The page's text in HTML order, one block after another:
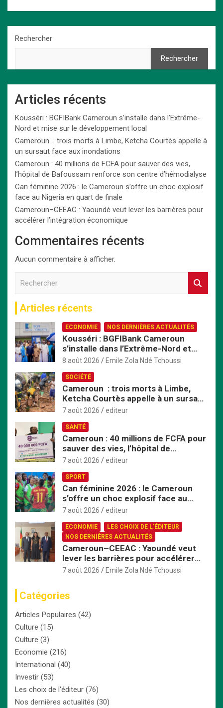
Rechercher
Rechercher
Articles récents
Kousséri : BGFIBank Cameroun s’installe dans l’Extrême-
Nord et mise sur le développement local
Cameroun : trois morts à Limbe, Ketcha Courtès appelle à
un sursaut face aux inondations
Cameroun : 40 millions de FCFA pour sauver des vies,
l’hôpital de Bafoussam renforce son centre d’hémodialyse
Can féminine 2026 : le Cameroun s’offre un choc explosif
face au Nigeria en quart de finale
Cameroun–CEEAC : Yaoundé veut lever les barrières pour
accélérer l’intégration économique
Commentaires récents
Aucun commentaire à afficher.
r
c
h
e
r
Articles récents
ECONOMIE NOS DERNIÈRES ACTUALITÉS
Kousséri : BGFIBank Cameroun
s’installe dans l’Extrême-Nord et
mise sur le développement local
8 août 2026 Emile Zola Ndé Tchoussi
SOCIÉTÉ
Cameroun : trois morts à Limbe,
Ketcha Courtès appelle à un sursaut
face aux inondations
7 août 2026 editeur
SANTÉ
Cameroun : 40 millions de FCFA pour
sauver des vies, l’hôpital de
Bafoussam renforce son centre
7 août 2026 editeur
SPORT
Can féminine 2026 : le Cameroun
s’offre un choc explosif face au
Nigeria en quart de finale
7 août 2026 editeur
ECONOMIE
LES CHOIX DE L'ÉDITEUR
NOS DERNIÈRES ACTUALITÉS
Cameroun–CEEAC : Yaoundé veut
lever les barrières pour accélérer
l’intégration économique
7 août 2026 Emile Zola Ndé Tchoussi
Catégories
Articles Populaires (42)
Culture (15)
Culture (3)
Economie (216)
International (40)
Investir (53)
Les choix de l'éditeur (76)
Nos dernières actualités (30)